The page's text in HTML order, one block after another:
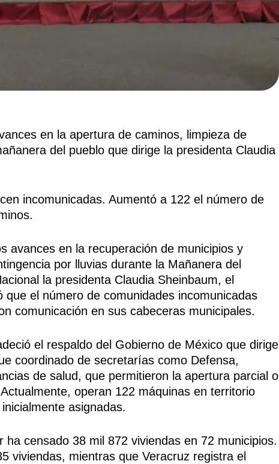
en la apertura de caminos, limpieza de
del pueblo que dirige la presidenta Claudia
incomunicadas. Aumentó a 122 el número de
avances en la recuperación de municipios y
por lluvias durante la Mañanera del
la presidenta Claudia Sheinbaum, el
el número de comunidades incomunicadas
comunicación en sus cabeceras municipales.
el respaldo del Gobierno de México que dirige
coordinado de secretarías como Defensa,
de salud, que permitieron la apertura parcial o
operan 122 máquinas en territorio
asignadas.
censado 38 mil 872 viviendas en 72 municipios.
viviendas, mientras que Veracruz registra el